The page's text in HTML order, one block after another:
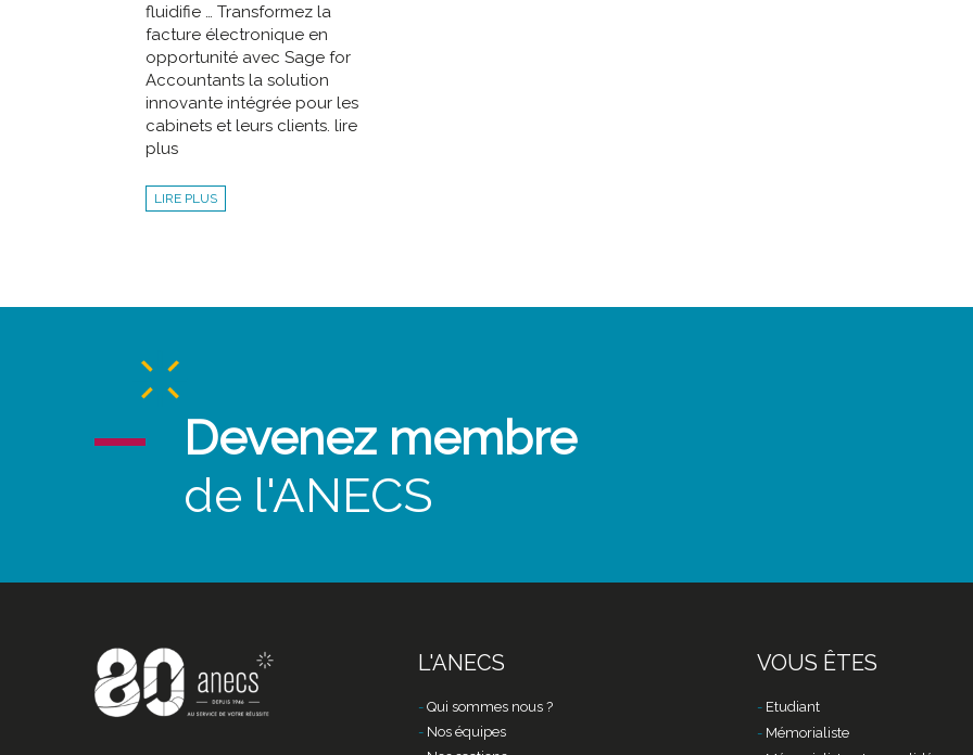
fluidifie … Transformez la
facture électronique en
opportunité avec Sage for
Accountants la solution
innovante intégrée pour les
cabinets et leurs clients. lire
plus
LIRE PLUS
Devenez membre
de l'ANECS
L'ANECS
Qui sommes nous ?
Nos équipes
VOUS ÊTES
Etudiant
Mémorialiste